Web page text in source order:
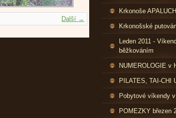
Další →
Krkonoše
Krkonošské
Leden 2011 -
běžkováním
NUMEROLOGIE v
PILATES, TAI-CHI
Pobytové víkendy
POMEZKY březen